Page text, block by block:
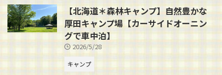
【北海道＊森林キャンプ】自然豊かな
厚田キャンプ場【カーサイドオーニン
グで車中泊】
2026/5/28
キャンプ